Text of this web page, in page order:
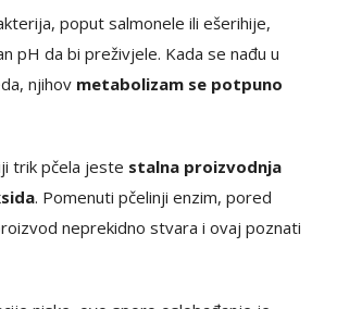
poput salmonele ili ešerihije,
pH da bi preživjele. Kada se nađu u
njihov metabolizam se potpuno
trik pčela jeste stalna proizvodnja
. Pomenuti pčelinji enzim, pored
neprekidno stvara i ovaj poznati